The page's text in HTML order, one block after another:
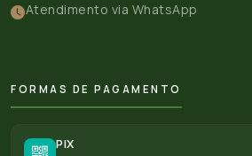
Atendimento via WhatsApp
FORMAS DE PAGAMENTO
PIX